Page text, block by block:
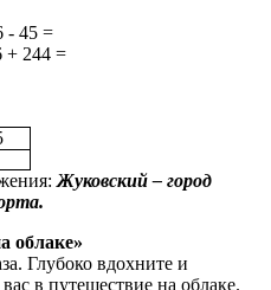
- 45 =
244 =
Жуковский – город
облаке»
Глубоко вдохните и
в путешествие на облаке.